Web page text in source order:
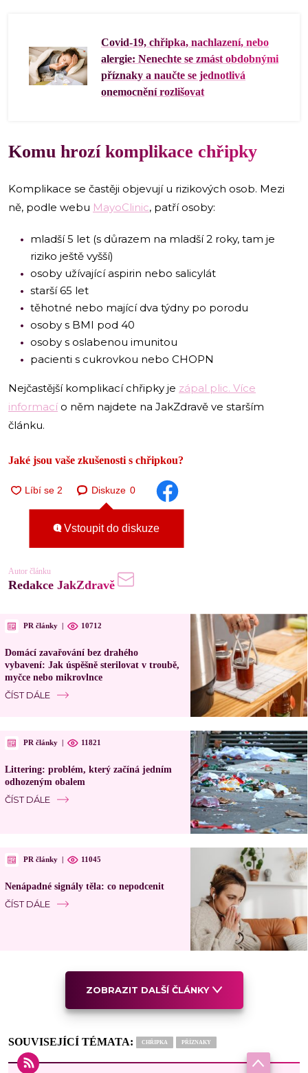
Covid-19, chřipka, nachlazení, nebo
alergie: Nenechte se zmást obdobnými
příznaky a naučte se jednotlivá
onemocnění rozlišovat
Komu hrozí komplikace chřipky
Komplikace se častěji objevují u rizikových osob. Mezi
ně, podle webu MayoClinic, patří osoby:
mladší 5 let (s důrazem na mladší 2 roky, tam je
riziko ještě vyšší)
osoby užívající aspirin nebo salicylát
starší 65 let
těhotné nebo mající dva týdny po porodu
osoby s BMI pod 40
osoby s oslabenou imunitou
pacienti s cukrovkou nebo CHOPN
Nejčastější komplikací chřipky je zápal plic. Více
informacío něm najdete na JakZdravě ve starším
článku.
Jaké jsou vaše zkušenosti s chřipkou?
Diskuze 0
Vstoupit do diskuze
Autor článku
Redakce JakZdravě
PR články | 10712
Domácí zavařování bez drahého
vybavení: Jak úspěšně sterilovat v troubě,
myčce nebo mikrovlnce
ČÍST DÁLE
PR články | 11821
Littering: problém, který začíná jedním
odhozeným obalem
ČÍST DÁLE
PR články | 11045
Nenápadné signály těla: co nepodcenit
ČÍST DÁLE
ZOBRAZIT DALŠÍ ČLÁNKY
SOUVISEJÍCÍ TÉMATA: CHŘIPKA PŘÍZNAKY